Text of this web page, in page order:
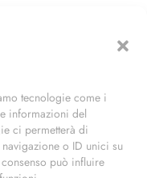
tecnologie come i
informazioni del
ci permetterà di
o ID unici su
può influire
(MI)